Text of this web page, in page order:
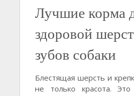
Лучшие корма
здоровой
зубов собаки
Блестящая шерсть и
не только красота. Это